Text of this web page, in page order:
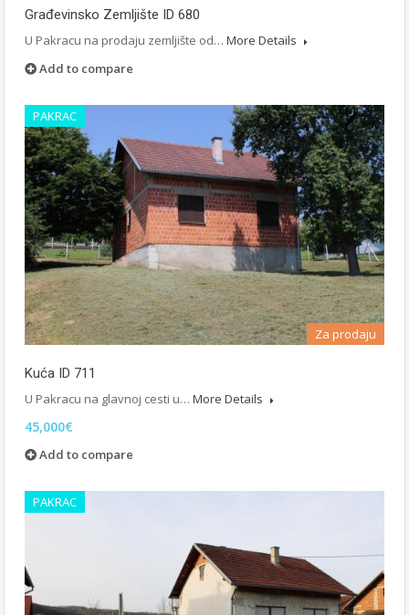
Građevinsko Zemljište ID 680
U Pakracu na prodaju zemljište od… More Details
Add to compare
PAKRAC
Za prodaju
Kuća ID 711
U Pakracu na glavnoj cesti u… More Details
45,000€
Add to compare
PAKRAC